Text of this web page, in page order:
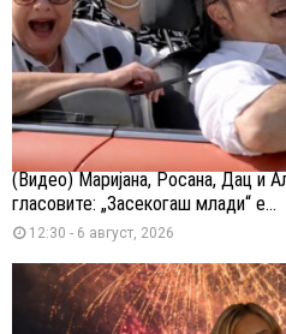
(Видео) Маријана, Росана, Дац и
гласовите: „Засекогаш млади“ е...
12:30 - 6 август, 2026